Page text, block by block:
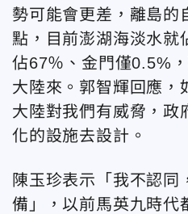
勢可能會更差，離島的
點，目前澎湖海淡水就
佔67％、金門僅0.5%
大陸來。郭智輝回應，
大陸對我們有威脅，政
化的設施去設計。
陳玉珍表示「我不認同
備」，以前馬英九時代